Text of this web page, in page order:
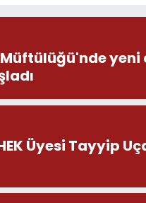
yeni
Üyesi Tayyip